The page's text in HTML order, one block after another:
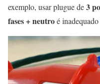
exemplo, usar plugue de3
fases + neutroé